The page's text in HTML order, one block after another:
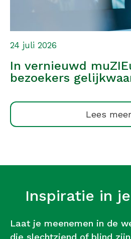
In vernieuwd
bezoekers
24 juli 2026
Lees
Inspiratie in
Laat je meenemen in de